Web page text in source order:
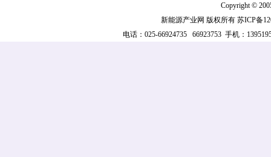
Copyright ©
新能源产业网 版权所有 苏ICP备
电话：025-66924735 66923753 手机：